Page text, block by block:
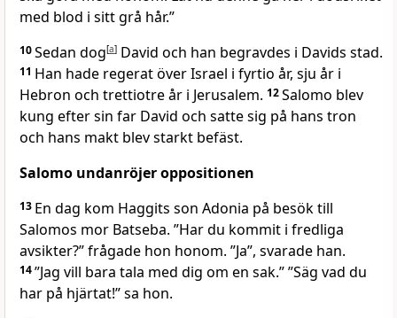
med blod i sitt grå hår.”
10Sedan dog[a] David och han begravdes i Davids stad.
11 Han hade regerat över Israel i fyrtio år, sju år i
Hebron och trettiotre år i Jerusalem. 12Salomo blev
kung efter sin far David och satte sig på hans tron
och hans makt blev starkt befäst.
Salomo undanröjer oppositionen
13 En dag kom Haggits son Adonia på besök till
Salomos mor Batseba. ”Har du kommit i fredliga
avsikter?” frågade hon honom. ”Ja”, svarade han.
14”Jag vill bara tala med dig om en sak.” ”Säg vad du
har på hjärtat!” sa hon.